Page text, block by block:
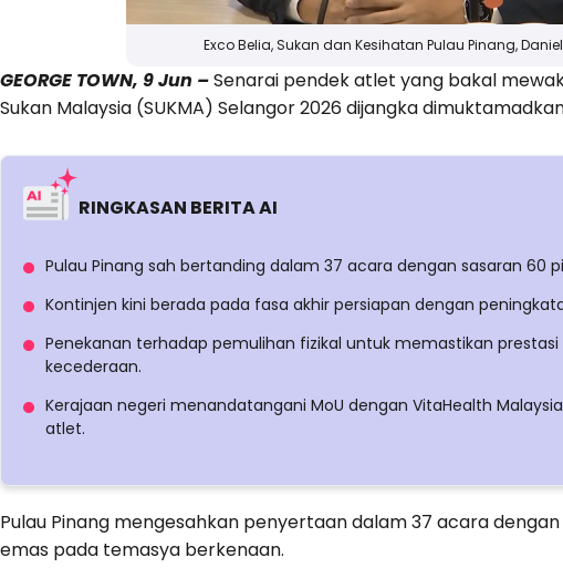
Exco Belia, Sukan dan Kesihatan Pulau Pinang,
GEORGE TOWN, 9 Jun –Senarai pendek atlet yang bakal
Sukan Malaysia (SUKMA) Selangor 2026 dijangka
RINGKASAN BERITA AI
Pulau Pinang sah bertanding dalam 37 acara dengan sasaran 60
Kontinjen kini berada pada fasa akhir persiapan dengan
Penekanan terhadap pemulihan fizikal untuk memastikan
kecederaan.
Kerajaan negeri menandatangani MoU dengan VitaHealth
atlet.
Pulau Pinang mengesahkan penyertaan dalam 37 acara
emas pada temasya berkenaan.